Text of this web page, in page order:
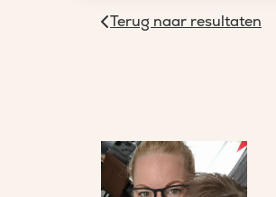
Terug naar resultaten